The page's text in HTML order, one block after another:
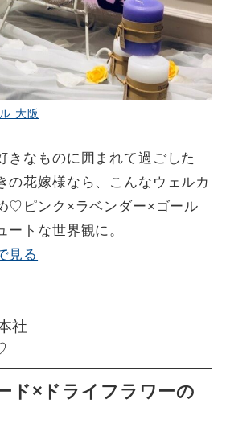
大阪
きなものに囲まれて過ごした
の花嫁様なら、こんなウェルカ
♡ピンク×ラベンダー×ゴール
ートな世界観に。
見る
社
ド×ドライフラワーの